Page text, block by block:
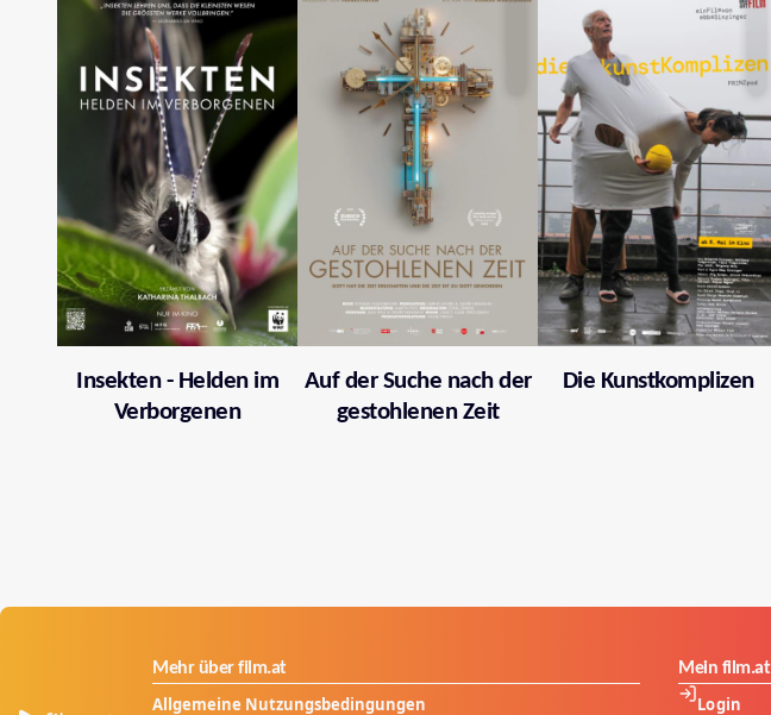
Insekten - Helden im
Verborgenen
Auf der Suche nach der
gestohlenen Zeit
Die Kunstkomplizen
Mehr über film.at
Allgemeine Nutzungsbedingungen
Mein film.at
Login